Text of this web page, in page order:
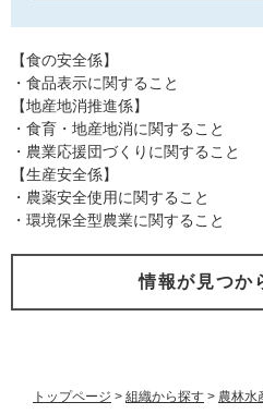
トップページ > 組織から探す > 農林水
【食の安全係】
・食品表示に関すること
【地産地消推進係】
・食育・地産地消に関すること
・農業応援団づくりに関すること
【生産安全係】
・農薬安全使用に関すること
・環境保全型農業に関すること
情報が見つか